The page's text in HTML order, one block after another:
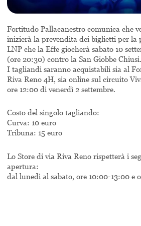
Fortitudo Pallacanestro comunica che
inizierà la prevendita dei biglietti per la
LNP che la Effe giocherà sabato 10
(ore 20:30) contro la San Giobbe Chiusi.
I tagliandi saranno acquistabili sia al
Riva Reno 4H, sia online sul circuito
ore 12:00 di venerdì 2 settembre.
Costo del singolo tagliando:
Curva: 10 euro
Tribuna: 15 euro
Lo Store di via Riva Reno rispetterà i
apertura:
dal lunedì al sabato, ore 10:00-13:00 e